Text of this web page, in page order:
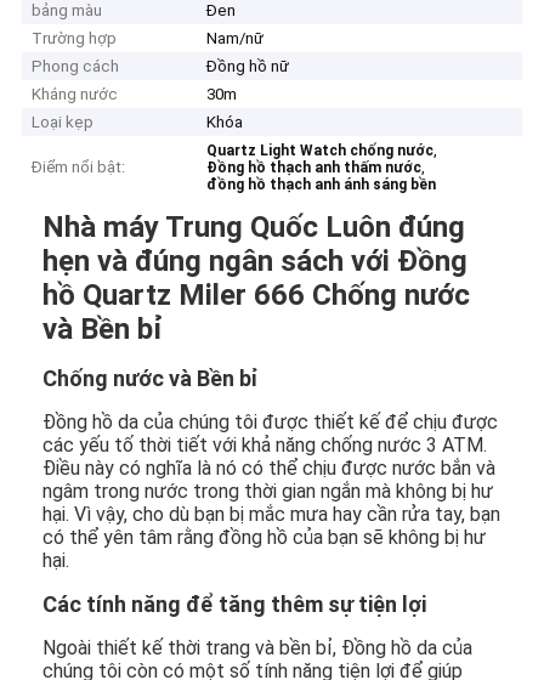
bảng màu
Đen
Trường hợp
Nam/nữ
Phong cách
Đồng hồ nữ
Kháng nước
30m
Loại kẹp
Khóa
Điểm nổi bật:
Quartz Light Watch chống nước,
Đồng hồ thạch anh thấm nước,
đồng hồ thạch anh ánh sáng bền
Nhà máy Trung Quốc Luôn đúng
hẹn và đúng ngân sách với Đồng
hồ Quartz Miler 666 Chống nước
và Bền bỉ
Chống nước và Bền bỉ
Đồng hồ da của chúng tôi được thiết kế để chịu được
các yếu tố thời tiết với khả năng chống nước 3 ATM.
Điều này có nghĩa là nó có thể chịu được nước bắn và
ngâm trong nước trong thời gian ngắn mà không bị hư
hại. Vì vậy, cho dù bạn bị mắc mưa hay cần rửa tay, bạn
có thể yên tâm rằng đồng hồ của bạn sẽ không bị hư
hại.
Các tính năng để tăng thêm sự tiện lợi
Ngoài thiết kế thời trang và bền bỉ, Đồng hồ da của
chúng tôi còn có một số tính năng tiện lợi để giúp